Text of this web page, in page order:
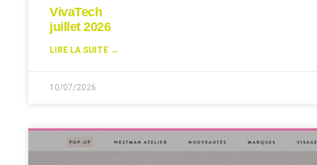
VivaTech
juillet 2026
LIRE LA SUITE →
10/07/2026